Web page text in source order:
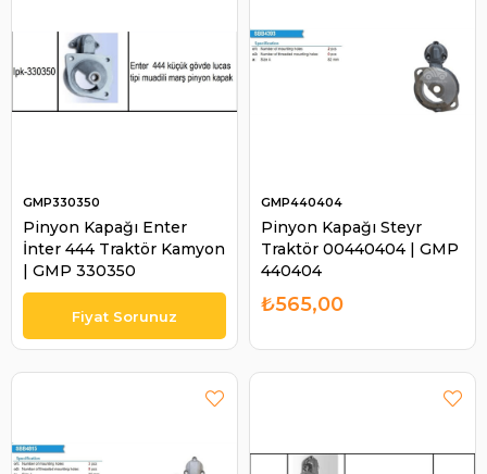
Pinyon Kapağı Enter
İnter 444 Traktör Kamyon
| GMP 330350
GMP330350
Pinyon Kapağı Steyr
Traktör 00440404 | GMP
440404
GMP440404
₺565,00